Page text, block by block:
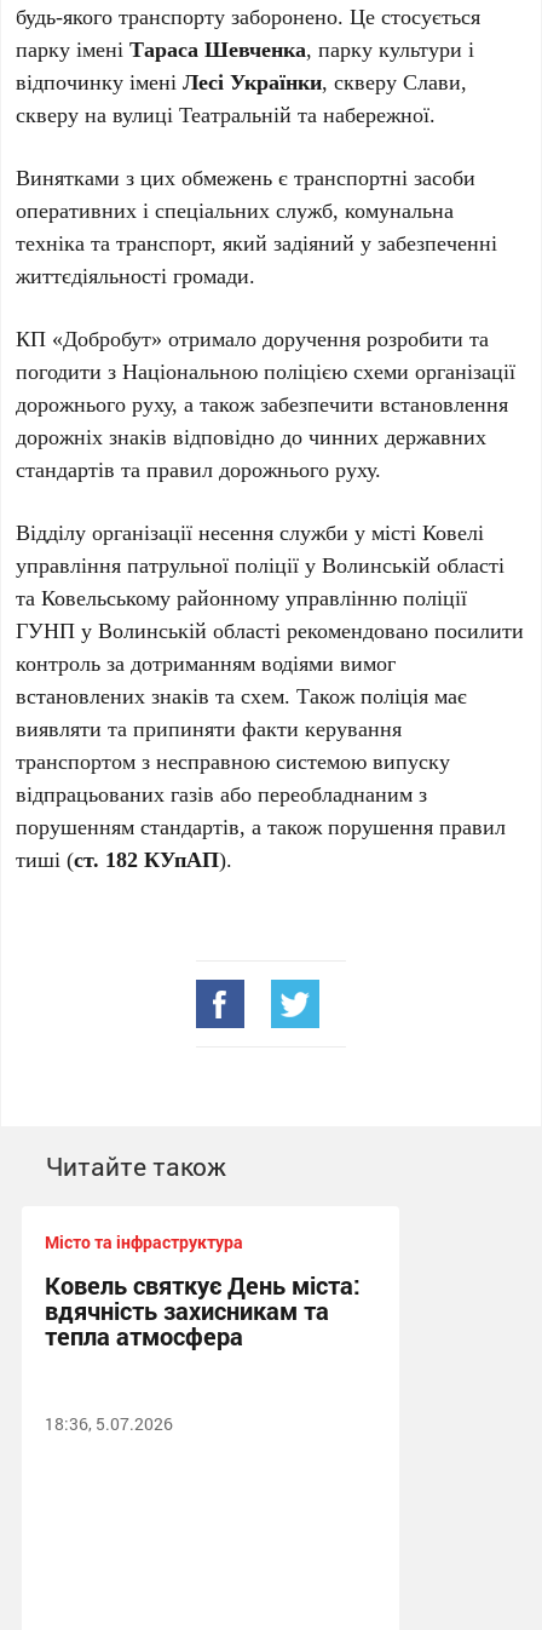
будь-якого транспорту заборонено. Це стосується
парку іменіТараса Шевченка, парку культури і
відпочинку іменіЛесі Українки, скверу Слави,
скверу на вулиці Театральній та набережної.
Винятками з цих обмежень є транспортні засоби
оперативних і спеціальних служб, комунальна
техніка та транспорт, який задіяний у забезпеченні
життєдіяльності громади.
КП «Добробут» отримало доручення розробити та
погодити з Національною поліцією схеми організації
дорожнього руху, а також забезпечити встановлення
дорожніх знаків відповідно до чинних державних
стандартів та правил дорожнього руху.
Відділу організації несення служби у місті Ковелі
управління патрульної поліції у Волинській області
та Ковельському районному управлінню поліції
ГУНП у Волинській області рекомендовано посилити
контроль за дотриманням водіями вимог
встановлених знаків та схем. Також поліція має
виявляти та припиняти факти керування
транспортом з несправною системою випуску
відпрацьованих газів або переобладнаним з
порушенням стандартів, а також порушення правил
тиші (ст. 182 КУпАП).
Читайте також
Місто та інфраструктура
Ковель святкує День міста:
вдячність захисникам та
тепла атмосфера
18:36, 5.07.2026